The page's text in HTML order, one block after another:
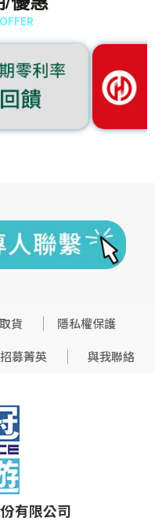
貨
隱私權保護
招募菁英 與我聯絡
有限公司